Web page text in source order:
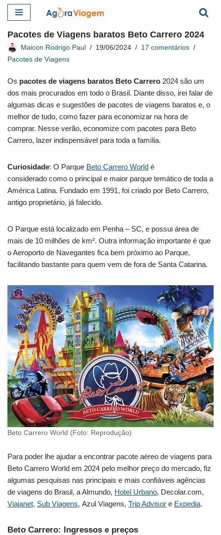
para
o
conteúdo
Pacotes de Viagens baratos Beto Carrero 2024
Maicon Rodrigo Paul 19/06/2024
17 comentários
Pacotes de Viagens
Os pacotes de viagens baratos Beto Carrero 2024 são um
dos mais procurados em todo o Brasil. Diante disso, irei falar de
algumas dicas e sugestões de pacotes de viagens baratos e, o
melhor de tudo, como fazer para economizar na hora de
comprar. Nesse verão, economize com pacotes para Beto
Carrero, lazer indispensável para toda a família.
Curiosidade: O Parque Beto Carrero World é
considerado como o principal e maior parque temático de toda a
América Latina. Fundado em 1991, foi criado por Beto Carrero,
antigo proprietário, já falecido.
O Parque está localizado em Penha – SC, e possui área de
mais de 10 milhões de km². Outra informação importante é que
o Aeroporto de Navegantes fica bem próximo ao Parque,
facilitando bastante para quem vem de fora de Santa Catarina.
Beto Carrero World (Foto: Reprodução)
Para poder lhe ajudar a encontrar pacote aéreo de viagens para
Beto Carrero World em 2024 pelo melhor preço do mercado, fiz
algumas pesquisas nas principais e mais confiáveis agências
de viagens do Brasil, a Almundo, Hotel Urbano, Decolar.com,
Viajanet, Sub Viagens, Azul Viagens, Trip Advisor e Expedia.
Beto Carrero: Ingressos e preços